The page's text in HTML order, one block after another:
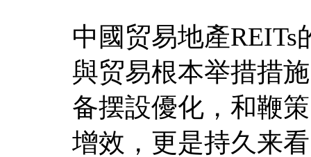
中國贸易地產
與贸易根本举措措
备摆設優化，和鞭
增效，更是持久来